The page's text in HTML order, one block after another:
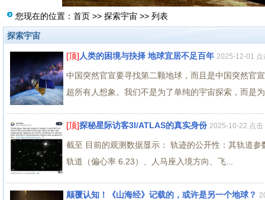
您现在的位置： 首页 >> 探索宇宙 >> 列表
探索宇宙
[顶] 人类的困境与抉择 地球宜居不足百年 2025-12-01 点
中国突然官宣要寻找第二颗地球，而且是中国突然官
超所有人想象。我们不是为了单纯的宇宙探索，而是
[顶]探秘星际访客3I/ATLAS的真实身份 2025-10-22 点击
截至 目前的观测数据显示： 轨迹的公开性：其轨道
轨道（偏心率 6.23）、人马座入境方向、飞...
颠覆认知！《山海经》记载的，或许是另一个地球？